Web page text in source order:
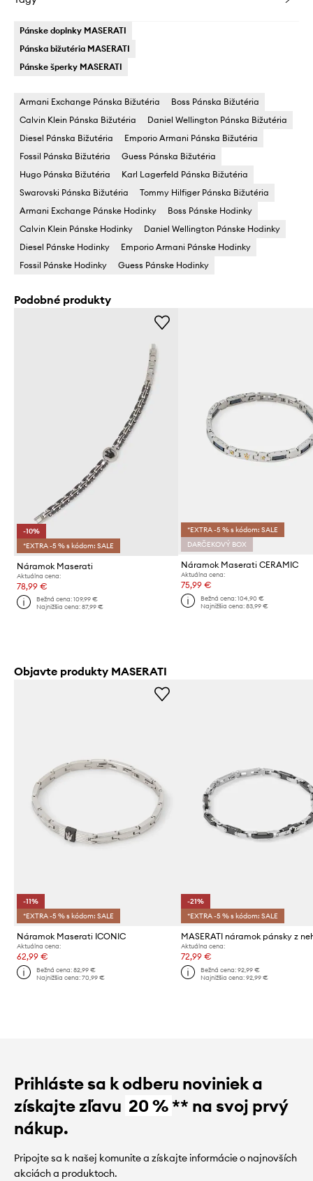
Pánske doplnky MASERATI
Pánska bižutéria MASERATI
Pánske šperky MASERATI
Armani Exchange Pánska Bižutéria
Boss Pánska Bižutéria
Calvin Klein Pánska Bižutéria
Daniel Wellington Pánska Bižutéria
Diesel Pánska Bižutéria
Emporio Armani Pánska Bižutéria
Fossil Pánska Bižutéria
Guess Pánska Bižutéria
Hugo Pánska Bižutéria
Karl Lagerfeld Pánska Bižutéria
Swarovski Pánska Bižutéria
Tommy Hilfiger Pánska Bižutéria
Armani Exchange Pánske Hodinky
Boss Pánske Hodinky
Calvin Klein Pánske Hodinky
Daniel Wellington Pánske Hodinky
Diesel Pánske Hodinky
Emporio Armani Pánske Hodinky
Fossil Pánske Hodinky
Guess Pánske Hodinky
Podobné produkty
-10%
*EXTRA -5 % s kódom: SALE
Náramok Maserati
Aktuálna cena:
78,99 €
Bežná cena:109,99 €
Najnižšia cena:87,99 €
*EXTRA -5 % s kódom: SALE
DARČEKOVÝ BOX
Náramok Maserati CERAMIC
Aktuálna cena:
75,99 €
Bežná cena: 104,90 €
Najnižšia cena: 83,99 €
Objavte produkty MASERATI
-11%
*EXTRA -5 % s kódom: SALE
Náramok Maserati ICONIC
Aktuálna cena:
62,99 €
Bežná cena:82,99 €
Najnižšia cena:70,99 €
-21%
*EXTRA -5 % s kódom: SALE
Aktuálna cena:
72,99 €
Bežná cena: 92,99 €
Najnižšia cena: 92,99 €
Prihláste sa k odberu noviniek a
získajte zľavu 20 %** na svoj prvý
nákup.
Pripojte sa k našej komunite a získajte informácie o najnovších
akciách a produktoch.